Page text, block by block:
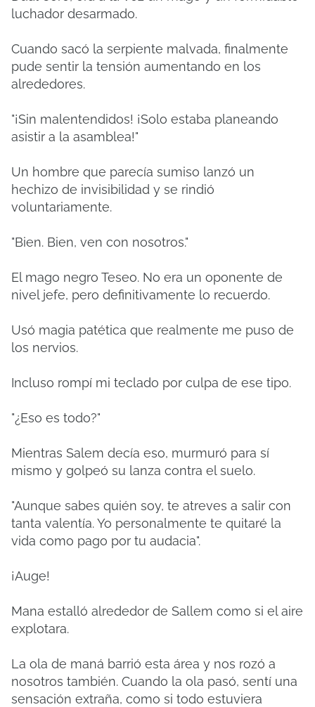
luchador desarmado.
Cuando sacó la serpiente malvada, finalmente
pude sentir la tensión aumentando en los
alrededores.
"¡Sin malentendidos! ¡Solo estaba planeando
asistir a la asamblea!"
Un hombre que parecía sumiso lanzó un
hechizo de invisibilidad y se rindió
voluntariamente.
"Bien. Bien, ven con nosotros."
El mago negro Teseo. No era un oponente de
nivel jefe, pero definitivamente lo recuerdo.
Usó magia patética que realmente me puso de
los nervios.
Incluso rompí mi teclado por culpa de ese tipo.
"¿Eso es todo?"
Mientras Salem decía eso, murmuró para sí
mismo y golpeó su lanza contra el suelo.
"Aunque sabes quién soy, te atreves a salir con
tanta valentía. Yo personalmente te quitaré la
vida como pago por tu audacia".
¡Auge!
Mana estalló alrededor de Sallem como si el aire
explotara.
La ola de maná barrió esta área y nos rozó a
nosotros también. Cuando la ola pasó, sentí una
sensación extraña, como si todo estuviera